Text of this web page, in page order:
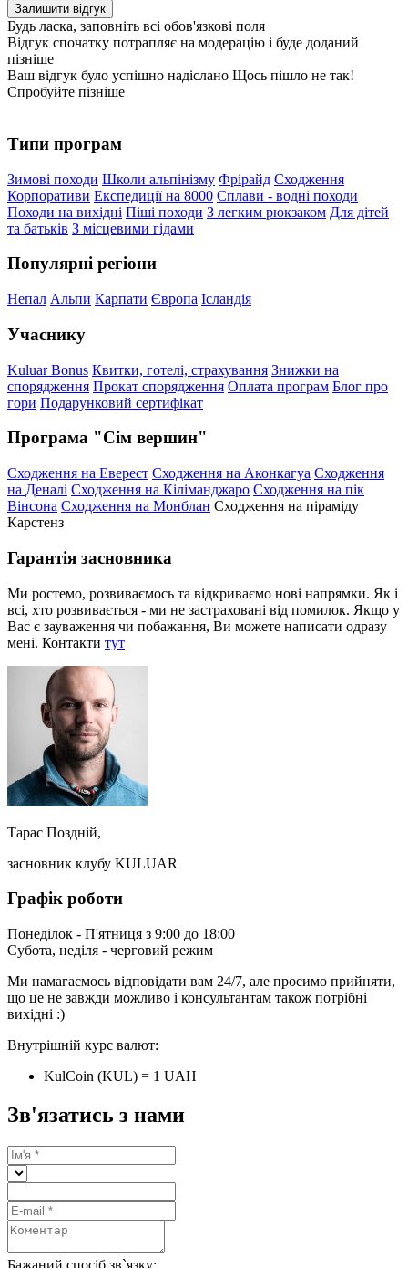
Залишити відгук
Будь ласка, заповніть всі обов'язкові поля
Відгук спочатку потрапляє на модерацію і буде доданий
пізніше
Ваш відгук було успішно надіслано Щось пішло не так!
Спробуйте пізніше
Типи програм
Зимові походи Школи альпінізму Фрірайд Сходження
Корпоративи Експедиції на 8000 Сплави - водні походи
Походи на вихідні Піші походи З легким рюкзаком Для дітей
та батьків З місцевими гідами
Популярні регіони
Непал Альпи Карпати Європа Ісландія
Учаснику
Kuluar Bonus Квитки, готелі, страхування Знижки на
спорядження Прокат спорядження Оплата програм Блог про
гори Подарунковий сертифікат
Програма "Сім вершин"
Сходження на Еверест Сходження на Аконкагуа Сходження
на Деналі Сходження на Кіліманджаро Сходження на пік
Вінсона Сходження на Монблан Сходження на піраміду
Карстенз
Гарантія засновника
Ми ростемо, розвиваємось та відкриваємо нові напрямки. Як і
всі, хто розвивається - ми не застраховані від помилок. Якщо у
Вас є зауваження чи побажання, Ви можете написати одразу
мені. Контакти тут
Тарас Поздній,
засновник клубу KULUAR
Графік роботи
Понеділок - П'ятниця з 9:00 до 18:00
Субота, неділя - черговий режим
Ми намагаємось відповідати вам 24/7, але просимо прийняти,
що це не завжди можливо і консультантам також потрібні
вихідні :)
Внутрішній курс валют:
KulCoin (KUL) = 1 UAH
Зв'язатись з нами
Бажаний спосіб зв`язку: